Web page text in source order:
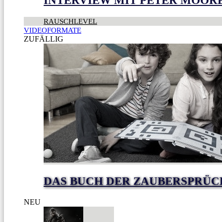
RAUSCHLEVEL
VIDEOFORMATE
ZUFÄLLIG
DAS BUCH DER
NEU